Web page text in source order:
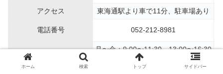
アクセス
東海通駅より車で11分、駐車場あり
電話番号 052-212-8981
月〜金：9:00〜11:30、13:00〜16:30
第2・第4土曜：9:00〜11:30
ホーム 検索 トップ サイドバー